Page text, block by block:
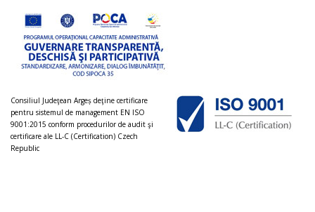
Consiliul Judeţean Argeș deţine certificare
pentru sistemul de management EN ISO
9001:2015 conform procedurilor de audit şi
certificare ale LL-C (Certification) Czech
Republic